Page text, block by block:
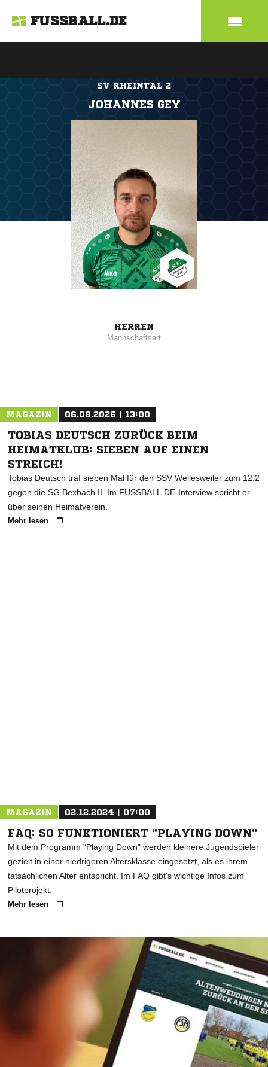
FUSSBALL.DE
SV RHEINTAL 2
JOHANNES GEY
HERREN
Mannschaftsart
MAGAZIN 06.08.2026 | 13:00
TOBIAS DEUTSCH ZURÜCK BEIM
HEIMATKLUB: SIEBEN AUF EINEN
STREICH!
Tobias Deutsch traf sieben Mal für den SSV Wellesweiler zum 12:2
gegen die SG Bexbach II. Im FUSSBALL.DE-Interview spricht er
über seinen Heimatverein.
Mehr lesen
MAGAZIN 02.12.2024 | 07:00
FAQ: SO FUNKTIONIERT "PLAYING DOWN"
Mit dem Programm "Playing Down" werden kleinere Jugendspieler
gezielt in einer niedrigeren Altersklasse eingesetzt, als es ihrem
tatsächlichen Alter entspricht. Im FAQ gibt's wichtige Infos zum
Pilotprojekt.
Mehr lesen